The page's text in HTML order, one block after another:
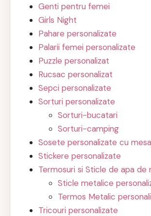
Genti pentru femei
Girls Night
Pahare personalizate
Palarii femei personalizate
Puzzle personalizat
Rucsac personalizat
Sepci personalizate
Sorturi personalizate
Sorturi-bucatari
Sorturi-camping
Sosete personalizate cu
Stickere personalizate
Termosuri si Sticle de apa de
Sticle metalice
Termos Metalic
Tricouri personalizate